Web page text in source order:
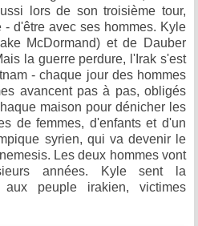
lors de son troisième tour,
d'être avec ses hommes. Kyle
McDormand) et de Dauber
la guerre perdure, l'Irak s'est
- chaque jour des hommes
avancent pas à pas, obligés
maison pour dénicher les
de femmes, d'enfants et d'un
syrien, qui va devenir le
Les deux hommes vont
années. Kyle sent la
peuple irakien, victimes